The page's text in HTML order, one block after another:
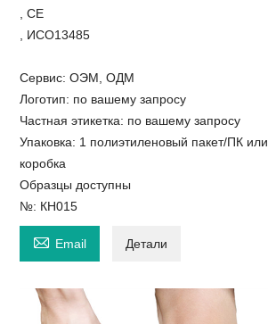
, СЕ
, ИСО13485
Сервис: ОЭМ, ОДМ
Логотип: по вашему запросу
Частная этикетка: по вашему запросу
Упаковка: 1 полиэтиленовый пакет/ПК
коробка
Образцы доступны
№: КН015
 Email Детали